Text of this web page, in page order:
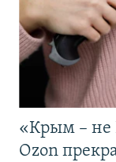
«Крым – не
Ozon